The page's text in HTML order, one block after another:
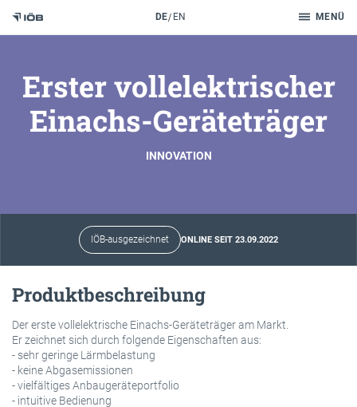
DE EN MENÜ
Erster vollelektrischer
Einachs-Geräteträger
INNOVATION
IÖB-ausgezeichnet ONLINE SEIT 23.09.2022
Produktbeschreibung
Der erste vollelektrische Einachs-Geräteträger am Markt.
Er zeichnet sich durch folgende Eigenschaften aus:
- sehr geringe Lärmbelastung
- keine Abgasemissionen
- vielfältiges Anbaugeräteportfolio
- intuitive Bedienung